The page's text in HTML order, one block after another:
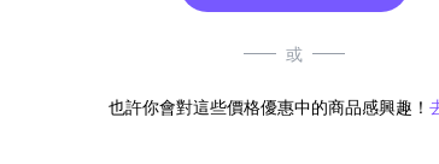
或
也許你會對這些價格優惠中的商品感興趣！